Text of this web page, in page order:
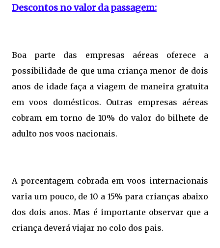
Descontos no valor da passagem:
Boa parte das empresas aéreas oferece a
possibilidade de que uma criança menor de dois
anos de idade faça a viagem de maneira gratuita
em voos domésticos. Outras empresas aéreas
cobram em torno de 10% do valor do bilhete de
adulto nos voos nacionais.
A porcentagem cobrada em voos internacionais
varia um pouco, de 10 a 15% para crianças abaixo
dos dois anos. Mas é importante observar que a
criança deverá viajar no colo dos pais.